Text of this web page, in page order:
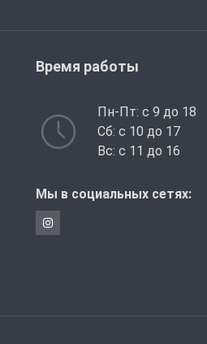
Время работы
Пн-Пт: с 9 до 18
Сб: с 10 до 17
Вс: с 11 до 16
Мы в социальных сетях: